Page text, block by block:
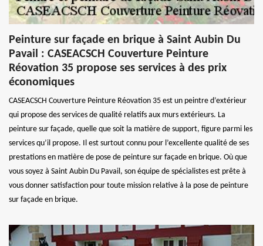
Peinture sur façade en brique à Saint Aubin Du
Pavail : CASEACSCH Couverture Peinture
Réovation 35 propose ses services à des prix
économiques
CASEACSCH Couverture Peinture Réovation 35 est un peintre d’extérieur
qui propose des services de qualité relatifs aux murs extérieurs. La
peinture sur façade, quelle que soit la matière de support, figure parmi les
services qu’il propose. Il est surtout connu pour l’excellente qualité de ses
prestations en matière de pose de peinture sur façade en brique. Où que
vous soyez à Saint Aubin Du Pavail, son équipe de spécialistes est prête à
vous donner satisfaction pour toute mission relative à la pose de peinture
sur façade en brique.